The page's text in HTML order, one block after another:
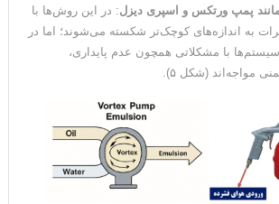
پمپ ورتکس و اسپری دیزل: در این روش‌ها با
به اندازه‌های کوچک‌تر شکسته می‌شوند؛ اما در
با مشکلاتی همچون عدم پایداری،
مواجه‌اند (شکل ۵).